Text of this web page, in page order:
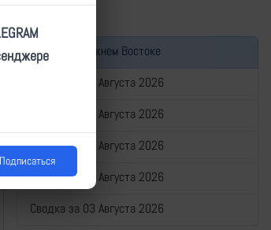
Война на Ближнем Востоке
Сводка за 07 Августа 2026
Сводка за 06 Августа 2026
Сводка за 05 Августа 2026
Сводка за 04 Августа 2026
Сводка за 03 Августа 2026
Подписаться